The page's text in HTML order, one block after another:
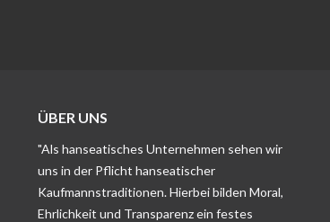
ÜBER UNS
"Als hanseatisches Unternehmen sehen wir
uns in der Pflicht hanseatischer
Kaufmannstraditionen. Hierbei bilden Moral,
Ehrlichkeit und Transparenz ein festes